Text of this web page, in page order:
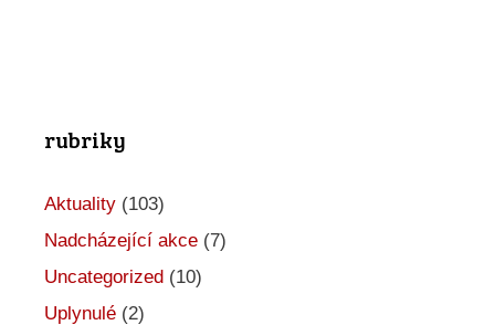
rubriky
Aktuality (103)
Nadcházející akce (7)
Uncategorized (10)
Uplynulé (2)